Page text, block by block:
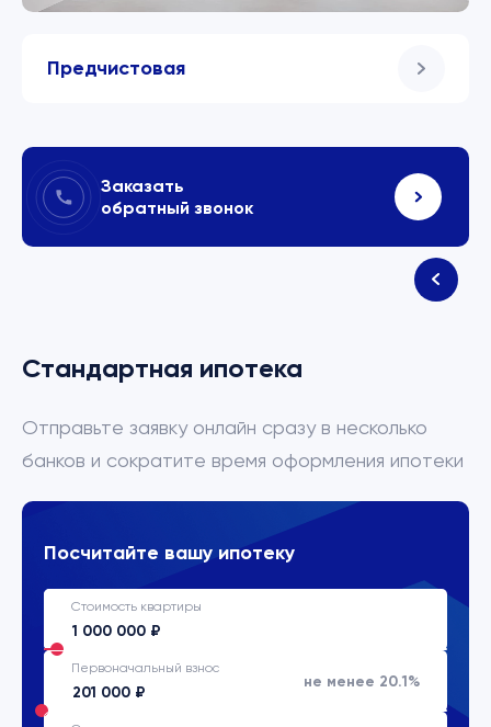
Предчистовая
Заказать
обратный звонок
Стандартная ипотека
Отправьте заявку онлайн сразу в несколько
банков и сократите время оформления ипотеки
Посчитайте вашу ипотеку
Стоимость квартиры
Первоначальный взнос
не менее 20.1%